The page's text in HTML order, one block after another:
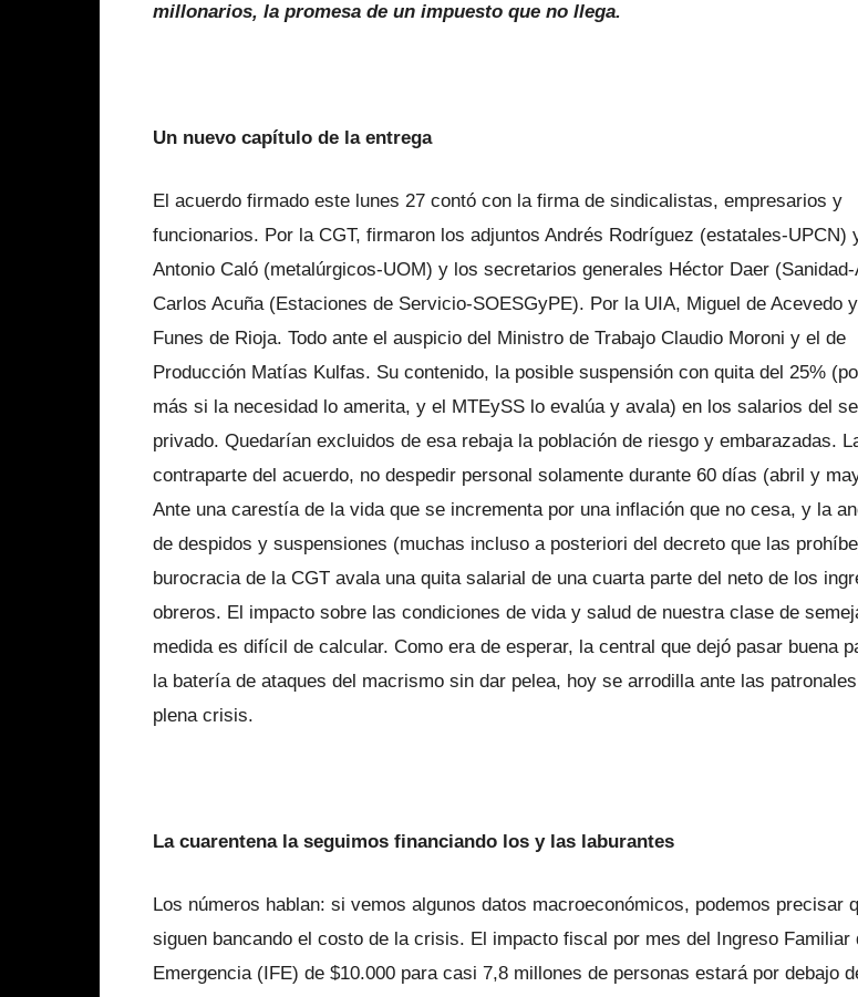
millonarios, la promesa de un impuesto que no llega.
Un nuevo capítulo de la entrega
El acuerdo firmado este lunes 27 contó con la firma de sindicalistas, empresarios y
funcionarios. Por la CGT, firmaron los adjuntos Andrés Rodríguez (estatales-UPCN)
Antonio Caló (metalúrgicos-UOM) y los secretarios generales Héctor Daer
Carlos Acuña (Estaciones de Servicio-SOESGyPE). Por la UIA, Miguel de Acevedo
Funes de Rioja. Todo ante el auspicio del Ministro de Trabajo Claudio Moroni y el de
Producción Matías Kulfas. Su contenido, la posible suspensión con quita del 25%
más si la necesidad lo amerita, y el MTEySS lo evalúa y avala) en los salarios del
privado. Quedarían excluidos de esa rebaja la población de riesgo y embarazadas.
contraparte del acuerdo, no despedir personal solamente durante 60 días (abril y
Ante una carestía de la vida que se incrementa por una inflación que no cesa, y la
de despidos y suspensiones (muchas incluso a posteriori del decreto que las
burocracia de la CGT avala una quita salarial de una cuarta parte del neto de los
obreros. El impacto sobre las condiciones de vida y salud de nuestra clase de
medida es difícil de calcular. Como era de esperar, la central que dejó pasar buena
la batería de ataques del macrismo sin dar pelea, hoy se arrodilla ante las
plena crisis.
La cuarentena la seguimos financiando los y las laburantes
Los números hablan: si vemos algunos datos macroeconómicos, podemos precisar
siguen bancando el costo de la crisis. El impacto fiscal por mes del Ingreso Familiar
Emergencia (IFE) de $10.000 para casi 7,8 millones de personas estará por debajo